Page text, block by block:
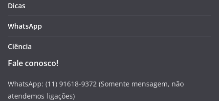
Dicas
WhatsApp
Ciência
Fale conosco!
WhatsApp: (11) 91618-9372 (Somente mensagem, não
atendemos ligações)